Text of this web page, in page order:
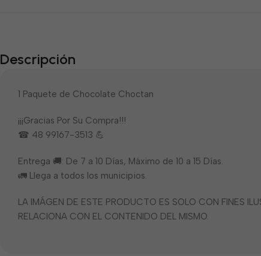
Descripción
1 Paquete de Chocolate Choctan
¡¡¡Gracias Por Su Compra!!!
☎ 48 99167-3513 💪
Entrega 🚚: De 7 a 10 Días, Máximo de 10 a 15 Días.
🚛 Llega a todos los municipios.
LA IMÁGEN DE ESTE PRODUCTO ES SOLO CON FINES
RELACIONA CON EL CONTENIDO DEL MISMO.